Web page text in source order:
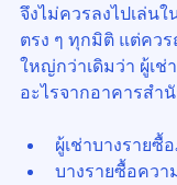
จึงไม่ควรลงไปเล่น
ตรง ๆ ทุกมิติ แต่คว
ใหญ่กว่าเดิมว่า ผู้เ
อะไรจากอาคารสำ
ผู้เช่าบางราย
บางรายซื้อควา